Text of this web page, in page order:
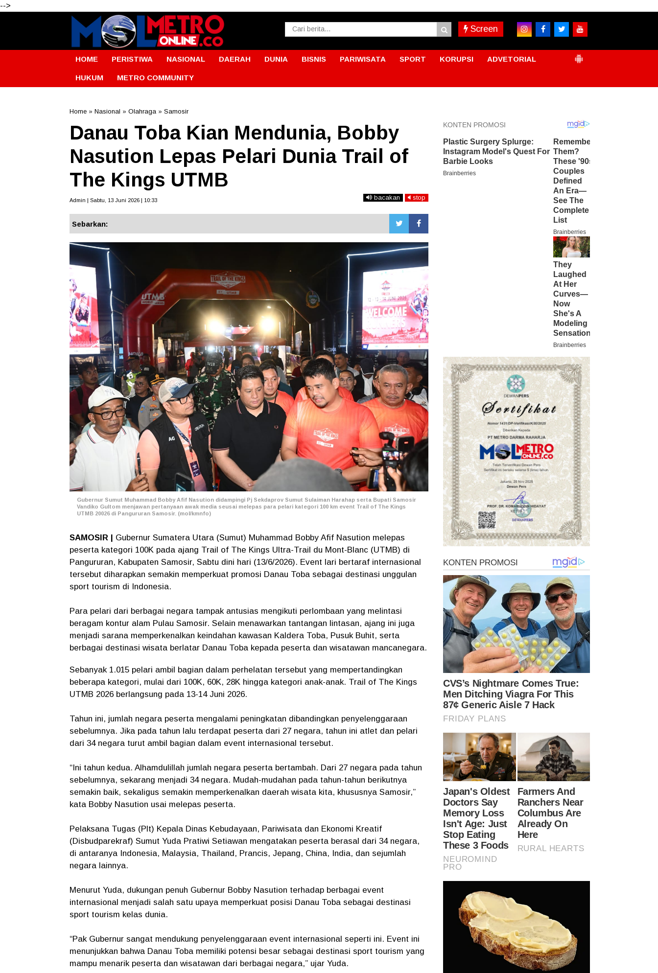
-->
Screen
HOME PERISTIWA NASIONAL DAERAH DUNIA BISNIS PARIWISATA SPORT KORUPSI ADVETORIAL
HUKUM METRO COMMUNITY
Home » Nasional » Olahraga » Samosir
Danau Toba Kian Mendunia, Bobby
Nasution Lepas Pelari Dunia Trail of
The Kings UTMB
Admin | Sabtu, 13 Juni 2026 | 10:33 bacakan stop
Sebarkan:
Gubernur Sumut Muhammad Bobby Afif Nasution didampingi Pj Sekdaprov Sumut Sulaiman Harahap serta Bupati Samosir
Vandiko Gultom menjawan pertanyaan awak media seusai melepas para pelari kategori 100 km event Trail of The Kings
UTMB 20026 di Pangururan Samosir. (mol/kmnfo)
SAMOSIR |
Gubernur Sumatera Utara (Sumut) Muhammad Bobby Afif Nasution melepas
peserta kategori 100K pada ajang Trail of The Kings Ultra-Trail du Mont-Blanc (UTMB) di
Pangururan, Kabupaten Samosir, Sabtu dini hari (13/6/2026). Event lari bertaraf internasional
tersebut diharapkan semakin memperkuat promosi Danau Toba sebagai destinasi unggulan
sport tourism di Indonesia.
Para pelari dari berbagai negara tampak antusias mengikuti perlombaan yang melintasi
beragam kontur alam Pulau Samosir. Selain menawarkan tantangan lintasan, ajang ini juga
menjadi sarana memperkenalkan keindahan kawasan Kaldera Toba, Pusuk Buhit, serta
berbagai destinasi wisata berlatar Danau Toba kepada peserta dan wisatawan mancanegara.
Sebanyak 1.015 pelari ambil bagian dalam perhelatan tersebut yang mempertandingkan
beberapa kategori, mulai dari 100K, 60K, 28K hingga kategori anak-anak. Trail of The Kings
UTMB 2026 berlangsung pada 13-14 Juni 2026.
Tahun ini, jumlah negara peserta mengalami peningkatan dibandingkan penyelenggaraan
sebelumnya. Jika pada tahun lalu terdapat peserta dari 27 negara, tahun ini atlet dan pelari
dari 34 negara turut ambil bagian dalam event internasional tersebut.
“Ini tahun kedua. Alhamdulillah jumlah negara peserta bertambah. Dari 27 negara pada tahun
sebelumnya, sekarang menjadi 34 negara. Mudah-mudahan pada tahun-tahun berikutnya
semakin baik, sekaligus semakin memperkenalkan daerah wisata kita, khususnya Samosir,”
kata Bobby Nasution usai melepas peserta.
Pelaksana Tugas (Plt) Kepala Dinas Kebudayaan, Pariwisata dan Ekonomi Kreatif
(Disbudparekraf) Sumut Yuda Pratiwi Setiawan mengatakan peserta berasal dari 34 negara,
di antaranya Indonesia, Malaysia, Thailand, Prancis, Jepang, China, India, dan sejumlah
negara lainnya.
Menurut Yuda, dukungan penuh Gubernur Bobby Nasution terhadap berbagai event
internasional menjadi salah satu upaya memperkuat posisi Danau Toba sebagai destinasi
sport tourism kelas dunia.
“Pak Gubernur sangat mendukung penyelenggaraan event internasional seperti ini. Event ini
menunjukkan bahwa Danau Toba memiliki potensi besar sebagai destinasi sport tourism yang
mampu menarik peserta dan wisatawan dari berbagai negara,” ujar Yuda.